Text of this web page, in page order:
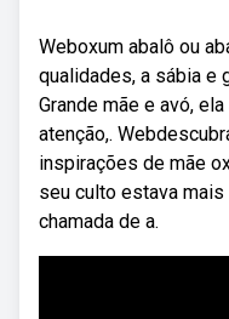
Weboxum abalô ou
qualidades, a sábia e
Grande mãe e avó,
atenção,.
inspirações de mãe
seu culto estava
chamada de a.